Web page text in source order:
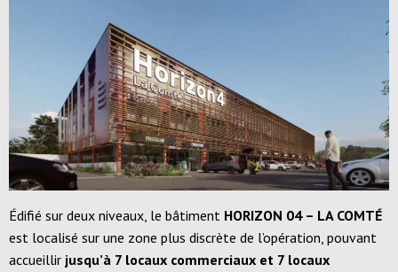
Édifié sur deux niveaux, le bâtiment HORIZON 04 – LA COMTÉ
est localisé sur une zone plus discrète de l’opération, pouvant
accueillir jusqu’à 7 locaux commerciaux et 7 locaux